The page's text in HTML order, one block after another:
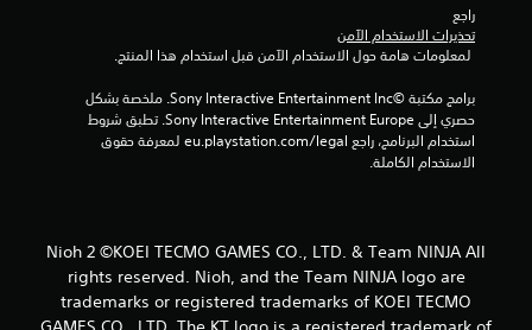
ا
راجع
تحذيرات الاستخدام الآمن
الاستخدام الكاملة.
Nioh 2 ©KOEI TECMO GAMES CO., LTD. & Team NINJA All
rights reserved. Nioh, and the Team NINJA logo are
trademarks or registered trademarks of KOEI TECMO